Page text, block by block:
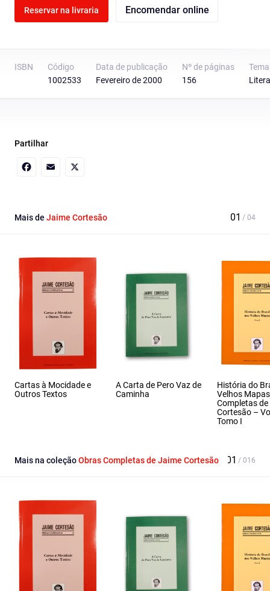
Reservar na livraria Encomendar online
ISBN
Código
1002533
Data de publicação
Fevereiro de 2000
Nº de páginas
156
Tema
Partilhar
Mais de Jaime Cortesão
Cartas à Mocidade e
Outros Textos
A Carta de Pero Vaz de
Caminha
História do
Velhos
Completas
Cortesão –
Tomo I
Mais na coleçãoObras Completas de Jaime Cortesão